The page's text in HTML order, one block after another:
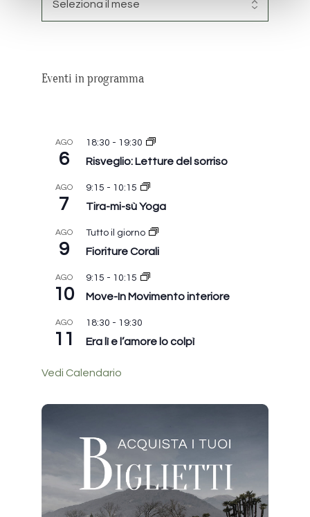
Eventi in programma
AGO
6
18:30 - 19:30
Risveglio: Letture del sorriso
AGO
7
9:15 - 10:15
Tira-mi-sù Yoga
AGO
9
Tutto il giorno
Fioriture Corali
AGO
10
9:15 - 10:15
Move-In Movimento interiore
AGO
11
18:30 - 19:30
Era lì e l’amore lo colpì
Vedi Calendario